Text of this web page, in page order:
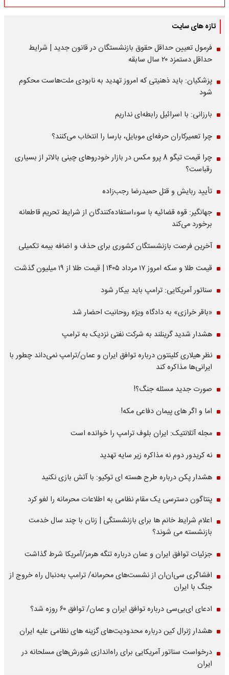
تازه های سایت
فرمول تعیین حداقل حقوق بازنشستگان در قانون جدید | شرایط
حداقل دستمزد ۲۰ سال سابقه
پزشکیان: باید ذهنیتی که امروز تهدید به نابودی ملت‌هاست محکوم
شود
بارزانی: با اسرائیل رابطه‌ای نداریم
چرا تعمیرکاران حرفه‌ای موبایل، بارسا را انتخاب می‌کنند؟
چرا قیمت تیگو 8 پرو مکس در بازار خودروهای چینی بالاتر از بسیاری
رقباست؟
تأیید ربایش و قتل حمیدرضا رجب‌زاده
جهانگیر: قوه قضائیه با سوءاستفاده‌کنندگان از شرایط تحریم قاطعانه
برخورد می‌کند
آخرین فرصت بازنشستگان کشوری برای حذف و اضافه بیمه تکمیلی
قیمت طلا و سکه امروز ۱۷ مرداد ۱۴۰۵ | قیمت طلا از ۱۹ میلیون گذشت
سناتور آمریکایی: ترامپ باید بیکار شود
«باقر خرازی» به دادگاه ویژه روحانیت احضار شد
هشدار شدید گرینلند به شرکت نفتی نزدیک به ترامپ
نظر هیلاری کلینتون درباره توافق ایران و عمان/ترامپ نمی‌داند چطور با
ایرانی‌ها مذاکره کند
صورت جدید مسئله جنگ؟!
اما و اگر های پیمان دفاعی مکه!
مجله آتلانتیک: ایران بلوف ترامپ را خوانده است
نه کریدور دوم نه مذاکره زیر سایه تهدید
هشدار پکن درباره طرح هسته ای توکیو: با آتش بازی نکنید
پنتاگون دسترسی یک مقام نظامی به اطلاعات محرمانه را لغو کرد
اعلام شرایط خانم ها برای بازنشستگی | زنان با چند سال خدمت
بازنشسته می شوند؟
جزئیات توافق ایران و عمان درباره تنگه هرمز/آمریکا شرط گذاشت
افشاگری سی‌ان‌ان از نشست‌های محرمانه/ ترامپ به‌دنبال راه خروج از
جنگ با ایران
ادعای ای‌بی‌سی درباره توافق ایران و عمان/ توافق ۶۰ روزه شد؟
هشدار ژنرال کین درباره محدودیت‌های گزینه های نظامی علیه ایران
درخواست سناتور آمریکایی برای راه‌اندازی شورش‌های مسلحانه در
ایران